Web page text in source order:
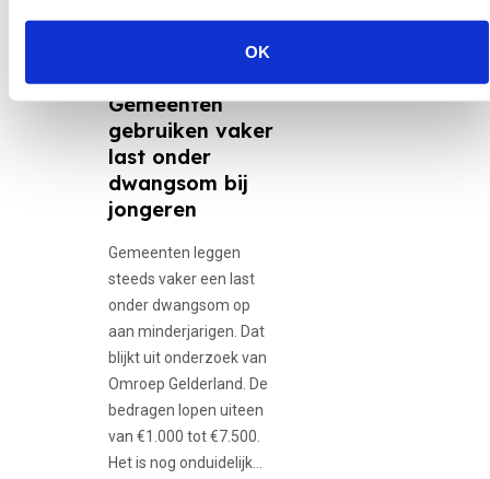
OK
Gemeenten
gebruiken vaker
last onder
dwangsom bij
jongeren
Gemeenten leggen
steeds vaker een last
onder dwangsom op
aan minderjarigen. Dat
blijkt uit onderzoek van
Omroep Gelderland. De
bedragen lopen uiteen
van €1.000 tot €7.500.
Het is nog onduidelijk…